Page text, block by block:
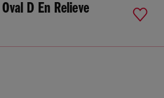
D En Relieve